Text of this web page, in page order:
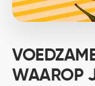
WAAROP